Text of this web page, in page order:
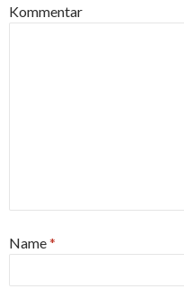
Kommentar
Name*